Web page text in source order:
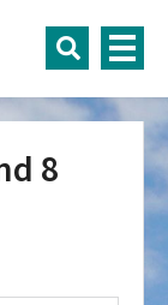
8